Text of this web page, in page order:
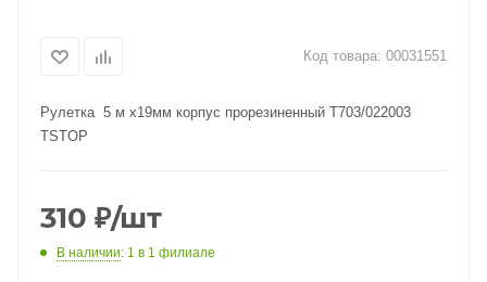
Код товара: 00031551
Рулетка 5 м х19мм корпус прорезиненный T703/022003
TSTOP
310 ₽/шт
В наличии: 1 в 1 филиале